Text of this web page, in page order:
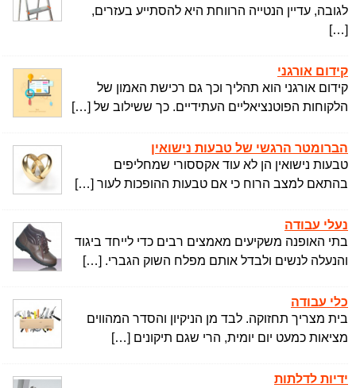
לגובה, עדיין הנטייה הרווחת היא להסתייע בעזרים,
[…]
קידום אורגני
קידום אורגני הוא תהליך וכך גם רכישת האמון של
הלקוחות הפוטנציאליים העתידיים. כך ששילוב של […]
הברומטר הרגשי של טבעות נישואין
טבעות נישואין הן לא עוד אקססורי שמחליפים
בהתאם למצב הרוח כי אם טבעות ההופכות לעור […]
נעלי עבודה
בתי האופנה משקיעים מאמצים רבים כדי לייחד ביגוד
והנעלה לנשים ולבדל אותם מפלח השוק הגברי. […]
כלי עבודה
בית מצריך תחזוקה. לבד מן הניקיון והסדר המהווים
מציאות כמעט יום יומית, הרי שגם תיקונים […]
ידיות לדלתות